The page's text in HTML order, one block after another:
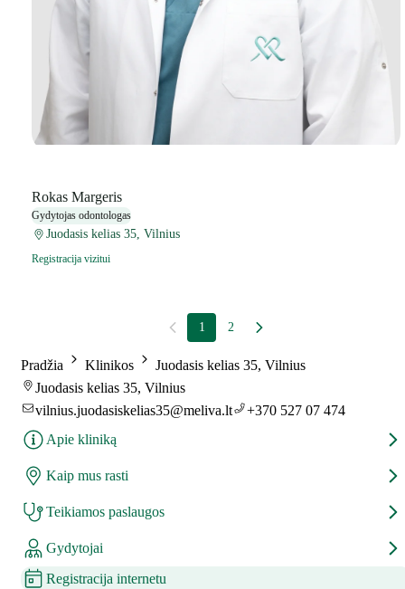
Rokas Margeris
Gydytojas odontologas
Juodasis kelias 35, Vilnius
Registracija vizitui
1 2
Pradžia Klinikos
Juodasis kelias 35, Vilnius
Juodasis kelias 35, Vilnius
vilnius.juodasiskelias35@meliva.lt
+370 527 07 474
Apie kliniką
Kaip mus rasti
Teikiamos paslaugos
Gydytojai
Registracija internetu